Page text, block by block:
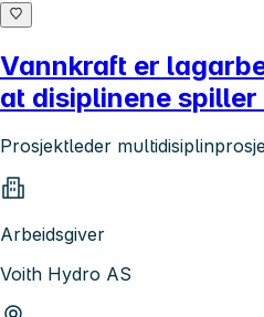
Vannkraft er
at disiplinene spiller
Prosjektleder
Arbeidsgiver
Voith Hydro AS